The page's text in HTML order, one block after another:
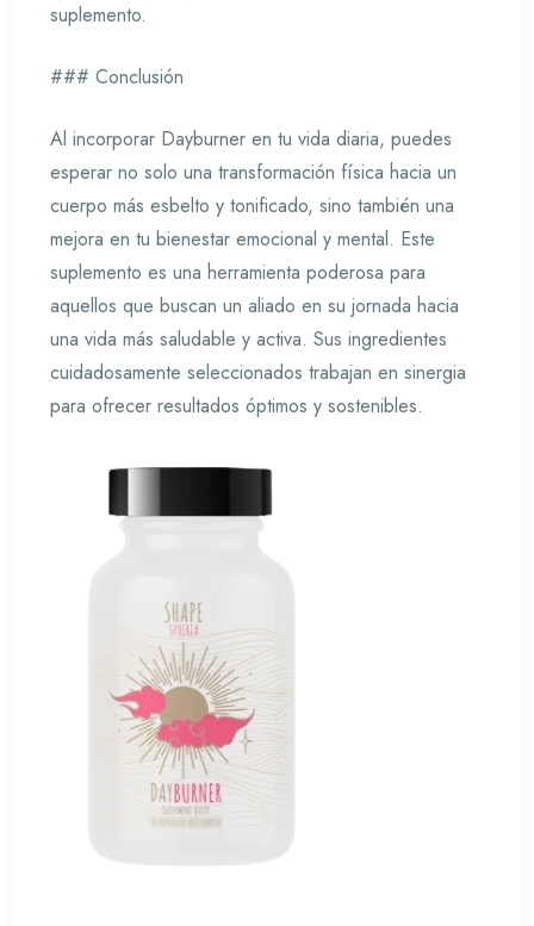
suplemento.
### Conclusión
Al incorporar Dayburner en tu vida diaria, puedes
esperar no solo una transformación física hacia un
cuerpo más esbelto y tonificado, sino también una
mejora en tu bienestar emocional y mental. Este
suplemento es una herramienta poderosa para
aquellos que buscan un aliado en su jornada hacia
una vida más saludable y activa. Sus ingredientes
cuidadosamente seleccionados trabajan en sinergia
para ofrecer resultados óptimos y sostenibles.